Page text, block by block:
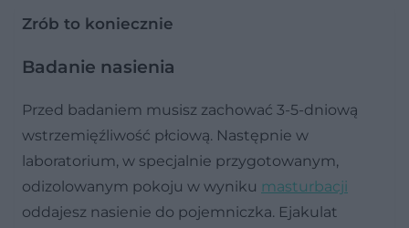
Zrób to koniecznie
Badanie nasienia
Przed badaniem musisz zachować 3-5-dniową
wstrzemięźliwość płciową. Następnie w
laboratorium, w specjalnie przygotowanym,
odizolowanym pokoju w wyniku masturbacji
oddajesz nasienie do pojemniczka. Ejakulat